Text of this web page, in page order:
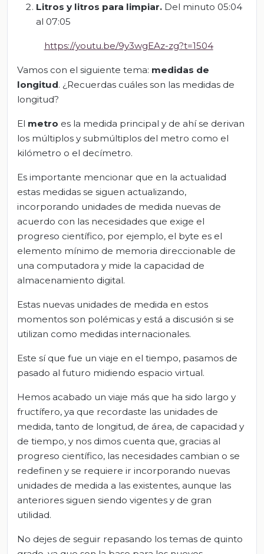
Litros y litros para limpiar. Del minuto 05:04
al 07:05
https://youtu.be/9y3wgEAz-zg?t=1504
Vamos con el siguiente tema: medidas de
longitud. ¿Recuerdas cuáles son las medidas de
longitud?
El metro es la medida principal y de ahí se derivan
los múltiplos y submúltiplos del metro como el
kilómetro o el decímetro.
Es importante mencionar que en la actualidad
estas medidas se siguen actualizando,
incorporando unidades de medida nuevas de
acuerdo con las necesidades que exige el
progreso científico, por ejemplo, el byte es el
elemento mínimo de memoria direccionable de
una computadora y mide la capacidad de
almacenamiento digital.
Estas nuevas unidades de medida en estos
momentos son polémicas y está a discusión si se
utilizan como medidas internacionales.
Este sí que fue un viaje en el tiempo, pasamos de
pasado al futuro midiendo espacio virtual.
Hemos acabado un viaje más que ha sido largo y
fructífero, ya que recordaste las unidades de
medida, tanto de longitud, de área, de capacidad y
de tiempo, y nos dimos cuenta que, gracias al
progreso científico, las necesidades cambian o se
redefinen y se requiere ir incorporando nuevas
unidades de medida a las existentes, aunque las
anteriores siguen siendo vigentes y de gran
utilidad.
No dejes de seguir repasando los temas de quinto